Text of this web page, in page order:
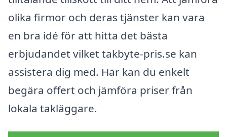
olika firmor och deras tjänster kan vara
en bra idé för att hitta det bästa
erbjudandet vilket takbyte-pris.se kan
assistera dig med. Här kan du enkelt
begära offert och jämföra priser från
lokala takläggare.